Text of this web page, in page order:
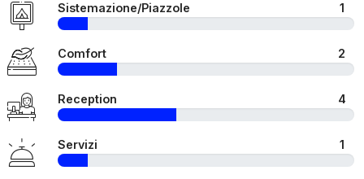
Sistemazione/Piazzole 1
Comfort 2
Reception 4
Servizi 1